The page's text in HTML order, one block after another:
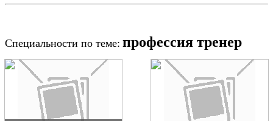
Специальности по теме: профессия тренер